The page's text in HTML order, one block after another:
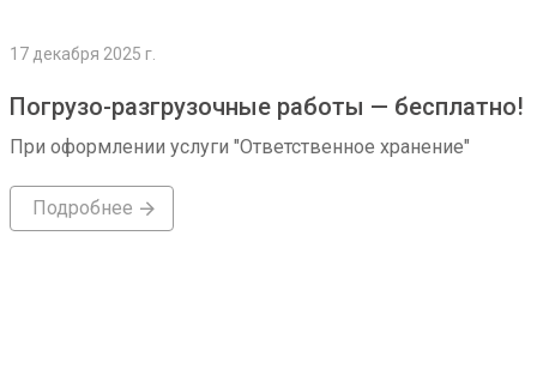
17 декабря 2025 г.
Погрузо-разгрузочные работы — бесплатно!
При оформлении услуги "Ответственное хранение"
Подробнее